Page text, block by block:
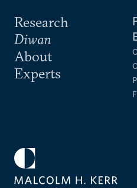
Research
Diwan
About
Experts